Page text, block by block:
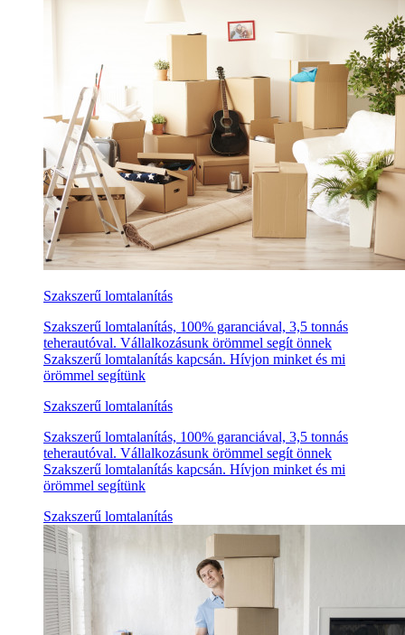
Szakszerű lomtalanítás
Szakszerű lomtalanítás, 100% garanciával, 3,5 tonnás
teherautóval. Vállalkozásunk örömmel segít önnek
Szakszerű lomtalanítás kapcsán. Hívjon minket és mi
örömmel segítünk
Szakszerű lomtalanítás
Szakszerű lomtalanítás, 100% garanciával, 3,5 tonnás
teherautóval. Vállalkozásunk örömmel segít önnek
Szakszerű lomtalanítás kapcsán. Hívjon minket és mi
örömmel segítünk
Szakszerű lomtalanítás